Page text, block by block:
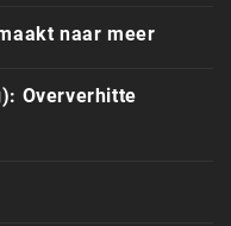
naar meer
Oververhitte